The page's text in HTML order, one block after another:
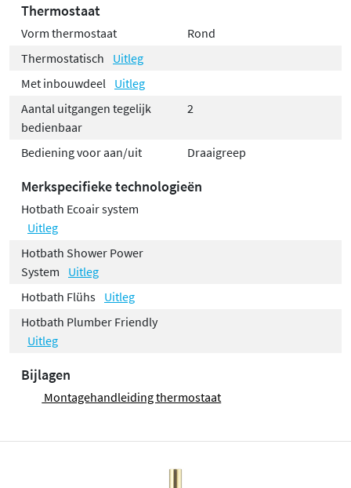
Thermostaat
Vorm thermostaat
Rond
Thermostatisch
Uitleg
Met inbouwdeel
Uitleg
Aantal uitgangen tegelijk
bedienbaar
2
Bediening voor aan/uit Draaigreep
Merkspecifieke technologieën
Hotbath Ecoair system
Uitleg
Hotbath Shower Power
System
Uitleg
Hotbath Flühs Uitleg
Hotbath Plumber Friendly
Uitleg
Bijlagen
Montagehandleiding thermostaat